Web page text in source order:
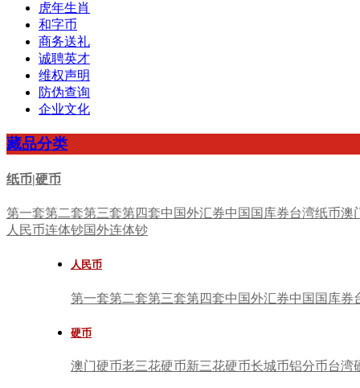
虎年生肖
和字币
商务送礼
诚聘英才
维权声明
防伪查询
企业文化
藏品分类
纸币|硬币
第一套第二套第三套第四套中国外汇券中国国库券台湾纸币澳
人民币连体钞国外连体钞
人民币
第一套第二套第三套第四套中国外汇券中国国库券
硬币
澳门硬币老三花硬币新三花硬币长城币铝分币台湾